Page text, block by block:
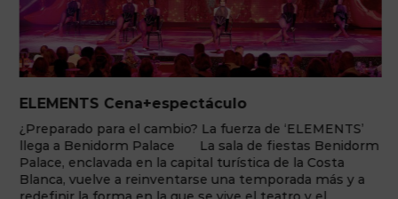
ELEMENTS Cena+espectáculo
¿Preparado para el cambio? La fuerza de ‘ELEMENTS’
llega a Benidorm Palace La sala de fiestas Benidorm
Palace, enclavada en la capital turística de la Costa
Blanca, vuelve a reinventarse una temporada más y a